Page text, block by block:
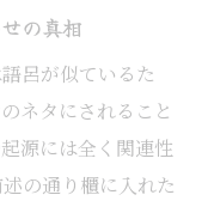
の真相
呂が似ているた
ネタにされること
源には全く関連性
の通り櫃に入れた